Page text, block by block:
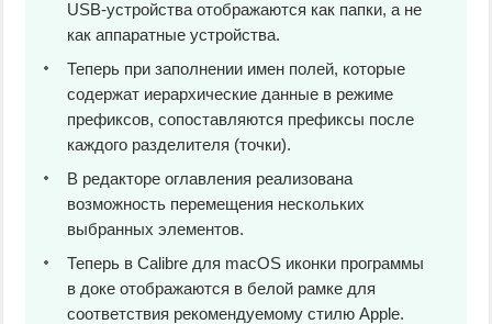
USB-устройства отображаются как папки, а не
как аппаратные устройства.
Теперь при заполнении имен полей, которые
содержат иерархические данные в режиме
префиксов, сопоставляются префиксы после
каждого разделителя (точки).
В редакторе оглавления реализована
возможность перемещения нескольких
выбранных элементов.
Теперь в Calibre для macOS иконки программы
в доке отображаются в белой рамке для
соответствия рекомендуемому стилю Apple.